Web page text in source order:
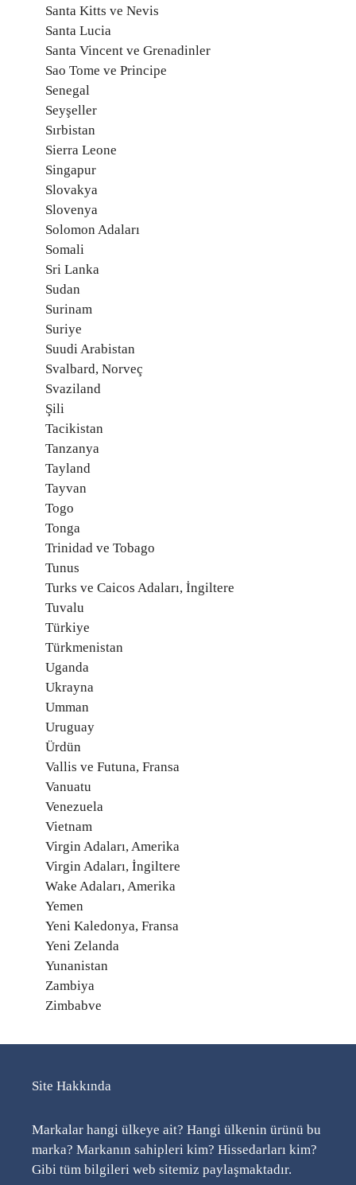
Santa Kitts ve Nevis
Santa Lucia
Santa Vincent ve Grenadinler
Sao Tome ve Principe
Senegal
Seyşeller
Sırbistan
Sierra Leone
Singapur
Slovakya
Slovenya
Solomon Adaları
Somali
Sri Lanka
Sudan
Surinam
Suriye
Suudi Arabistan
Svalbard, Norveç
Svaziland
Şili
Tacikistan
Tanzanya
Tayland
Tayvan
Togo
Tonga
Trinidad ve Tobago
Tunus
Turks ve Caicos Adaları, İngiltere
Tuvalu
Türkiye
Türkmenistan
Uganda
Ukrayna
Umman
Uruguay
Ürdün
Vallis ve Futuna, Fransa
Vanuatu
Venezuela
Vietnam
Virgin Adaları, Amerika
Virgin Adaları, İngiltere
Wake Adaları, Amerika
Yemen
Yeni Kaledonya, Fransa
Yeni Zelanda
Yunanistan
Zambiya
Zimbabve
Site Hakkında
Markalar hangi ülkeye ait? Hangi ülkenin ürünü bu
marka? Markanın sahipleri kim? Hissedarları kim?
Gibi tüm bilgileri web sitemiz paylaşmaktadır.